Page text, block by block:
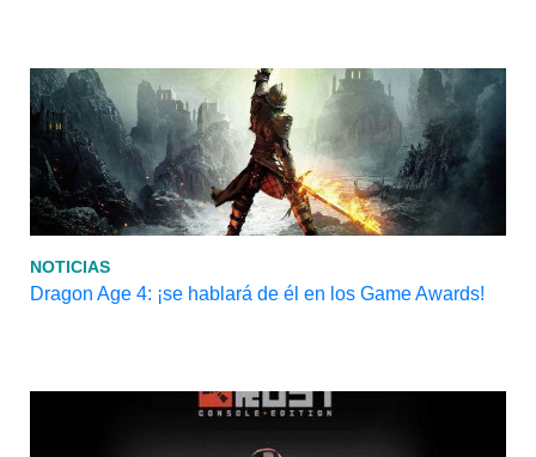
NOTICIAS
Dragon Age 4: ¡se hablará de él en los Game Awards!